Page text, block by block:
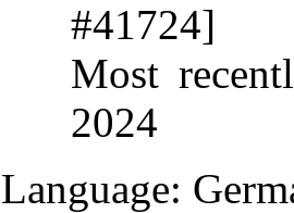
#41724]
Most
2024
Language: